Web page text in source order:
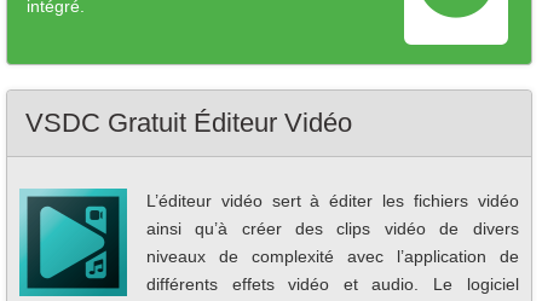
intégré.
VSDC Gratuit Éditeur Vidéo
L’éditeur vidéo sert à éditer les fichiers vidéo
ainsi qu’à créer des clips vidéo de divers
niveaux de complexité avec l’application de
différents effets vidéo et audio. Le logiciel